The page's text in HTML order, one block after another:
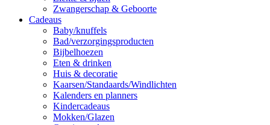
Zwangerschap & Geboorte
Cadeaus
Baby/knuffels
Bad/verzorgingsproducten
Bijbelhoezen
Eten & drinken
Huis & decoratie
Kaarsen/Standaards/Windlichten
Kalenders en planners
Kindercadeaus
Mokken/Glazen